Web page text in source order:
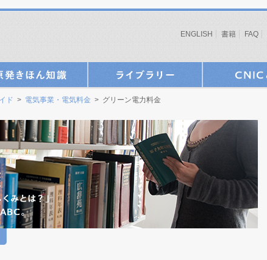
ENGLISH 書籍 FAQ
ド > 電気事業・電気料金 > グリーン電力料金